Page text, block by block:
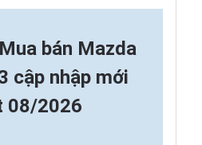
Mua bán Mazda
cập nhập mới
08/2026